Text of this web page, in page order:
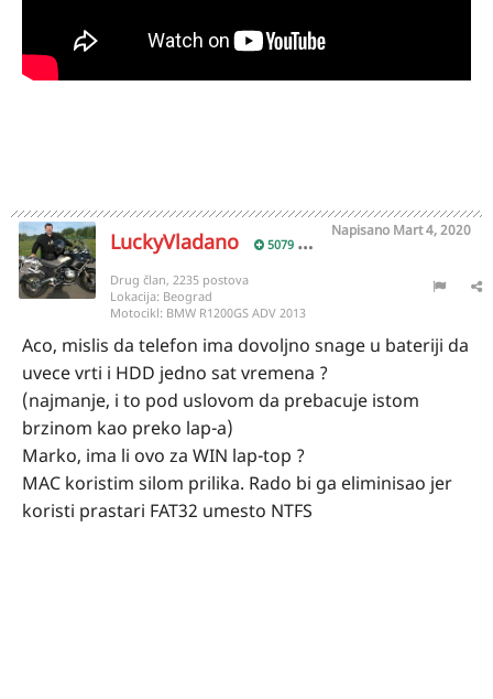
LuckyVladano 5079
Napisano Mart 4, 2020
Drug član, 2235 postova
Lokacija: Beograd
Motocikl: BMW R1200GS ADV 2013
Aco, mislis da telefon ima dovoljno snage u bateriji da
uvece vrti i HDD jedno sat vremena ?
(najmanje, i to pod uslovom da prebacuje istom
brzinom kao preko lap-a)
Marko, ima li ovo za WIN lap-top ?
MAC koristim silom prilika. Rado bi ga eliminisao jer
koristi prastari FAT32 umesto NTFS